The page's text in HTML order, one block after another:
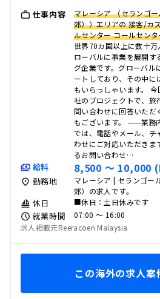
仕事内容
マレーシア （セランゴ
郊））エリアの 接客/カ
ルセンター コールセン
世界70カ国以上に数十
ローバルに事業を展開す
グ企業です。グローバル
ートしており、その中
もいらっしゃいます。
社のプロジェクトで、旅
問い合わせに回答いただ
もございます。 -----業務
では、電話やメール、チ
わせにご対応いただきま
るお問い合わせ…
給料 8,500 〜 10,000
勤務地
マレーシア | セランゴー
郊）の求人です。
休日 ■休日：土日休みです
就業時間
07:00 〜 16:00
求人掲載元Reeracoen Malaysia
この海外の求人案